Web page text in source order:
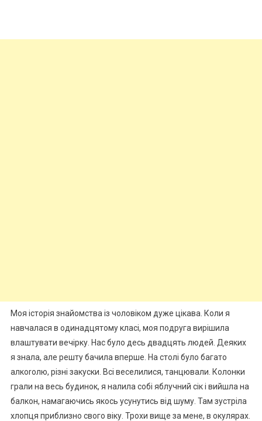
Моя історія знайомства із чоловіком дуже цікава. Коли я
навчалася в одинадцятому класі, моя подруга вирішила
влаштувати вечірку. Нас було десь двадцять людей. Деяких
я знала, але решту бачила вперше. На столі було багато
алкоrолю, різні закуски. Всі веселилися, танцювали. Колонки
грали на весь будинок, я налила собі яблучний сік і вийшла на
балкон, намагаючись якось усунутись від шуму. Там зустріла
хлопця приблизно свого віку. Трохи вище за мене, в окулярах.